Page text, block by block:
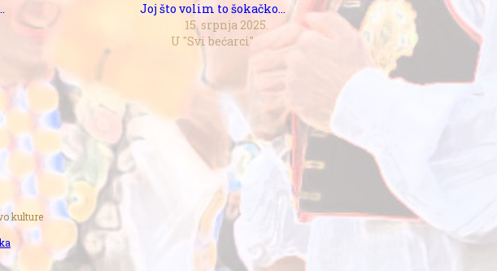
Joj što volim to šokačko…
15. srpnja 2025.
U "Svi bećarci"
kulture